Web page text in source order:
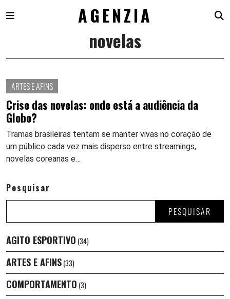
content
AGENZIA
novelas
ARTES E AFINS
Crise das novelas: onde está a audiência da
Globo?
Tramas brasileiras tentam se manter vivas no coração de
um público cada vez mais disperso entre streamings,
novelas coreanas e…
Pesquisar
PESQUISAR
AGITO ESPORTIVO (34)
ARTES E AFINS(33)
COMPORTAMENTO (3)